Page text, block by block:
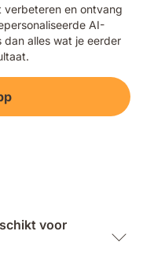
verbeteren en ontvang
AI-
alles wat je eerder
voor